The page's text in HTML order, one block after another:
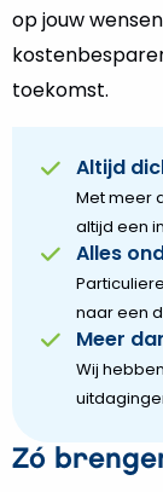
op jouw
toekomst.
Altijd
Met meer
altijd een
Alles
naar een
Meer
Wij
Zó